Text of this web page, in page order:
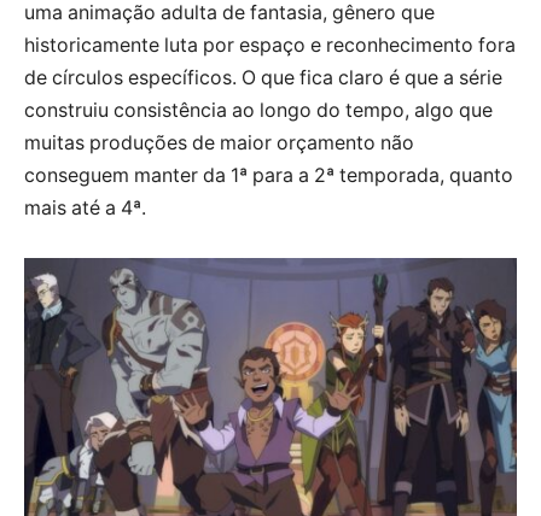
uma animação adulta de fantasia, gênero que
historicamente luta por espaço e reconhecimento fora
de círculos específicos. O que fica claro é que a série
construiu consistência ao longo do tempo, algo que
muitas produções de maior orçamento não
conseguem manter da 1ª para a 2ª temporada, quanto
mais até a 4ª.